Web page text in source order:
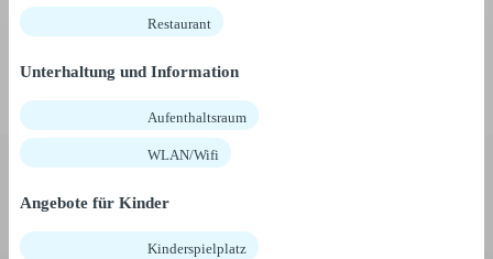
Restaurant
Unterhaltung und Information
Aufenthaltsraum
WLAN/Wifi
Angebote für Kinder
Kinderspielplatz